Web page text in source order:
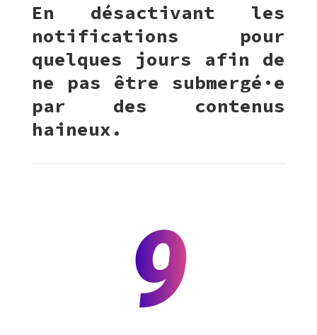
En désactivant les
notifications pour
quelques jours afin de
ne pas être submergé·e
par des contenus
haineux.
9